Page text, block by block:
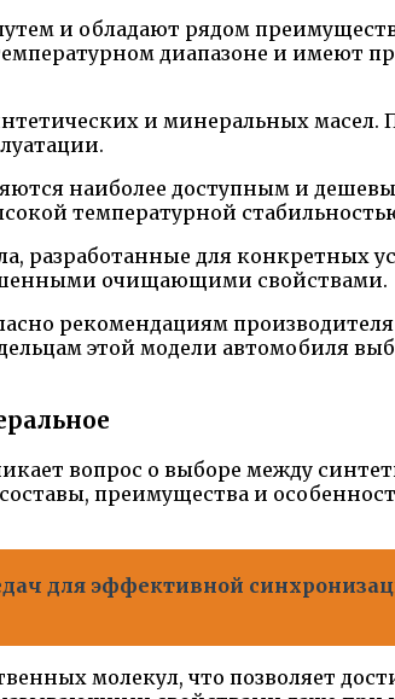
и обладают рядом
диапазоне и имеют
и минеральных масел.
наиболее доступным и
температурной
разработанные для конкретных
очищающими свойствами.
рекомендациям
этой модели автомобиля
вопрос о выборе между
преимущества и
для эффективной
молекул, что позволяет